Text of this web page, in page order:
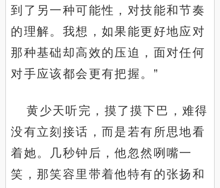
到了另一种可能性，对技能和节奏
的理解。我想，如果能更好地应对
那种基础却高效的压迫，面对任何
对手应该都会更有把握。”
黄少天听完，摸了摸下巴，难得
没有立刻接话，而是若有所思地看
着她。几秒钟后，他忽然咧嘴一
笑，那笑容里带着他特有的张扬和